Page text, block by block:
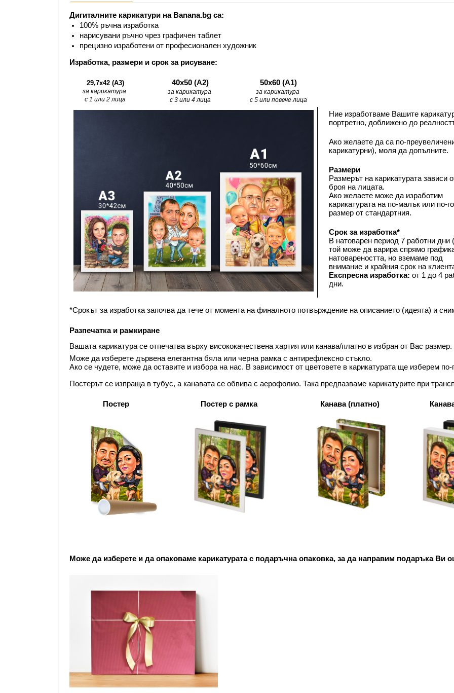
Дигиталните карикатури на Banana.bg са:
100% ръчна изработка
нарисувани ръчно чрез графичен таблет
прецизно изработени от професионален художник
Изработка, размери и срок за рисуване:
29,7x42 (A3)
за карикатура
с 1 или 2 лица
40х50 (А2)
за карикатура
с 3 или 4 лица
50х60 (А1)
за карикатура
с 5 или повече лица
Ние изработваме Вашите
портретно, доближено до
Ако желаете да са по-
карикатурни), моля да допълните.
Размери
Размерът на карикатурата зависи
броя на лицата.
Ако желаете може да изработим
карикатурата на по-малък или по-
размер от стандартния.
Срок за изработка*
В натоварен период 7 работни дни
той може да варира спрямо
натовареността, но вземаме под
внимание и крайния срок на
Експресна изработка: от 1 до 4
дни.
*Срокът за изработка започва да тече от момента на финалното потвърждение на описанието (идеята) и
Разпечатка и рамкиране
Вашата карикатура се отпечатва върху висококачествена хартия или канава/платно в избран от Вас размер.
Може да изберете дървена елегантна бяла или черна рамка с антирефлексно стъкло.
Ако се чудете, може да оставите и избора на нас. В зависимост от цветовете в карикатурата ще изберем
Постерът се изпраща в тубус, а канавата се обвива с аерофолио. Така предпазваме карикатурите при
Постер Постер с рамка Канава (платно)
Може да изберете и да опаковаме карикатурата с подаръчна опаковка, за да направим подаръка Ви